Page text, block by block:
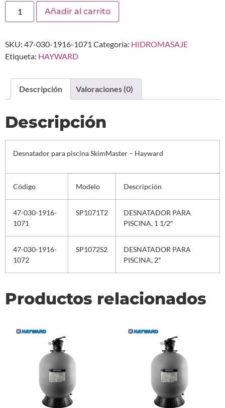
Añadir al carrito
SKU: 47-030-1916-1071 Categoría: HIDROMASAJE
Etiqueta: HAYWARD
Descripción Valoraciones (0)
Descripción
Desnatador para piscina SkimMaster – Hayward
Código Modelo Descripción
47-030-1916-
1071
SP1071T2
DESNATADOR PARA
PISCINA, 1 1/2″
47-030-1916-
1072
SP1072S2
DESNATADOR PARA
PISCINA, 2″
Productos relacionados